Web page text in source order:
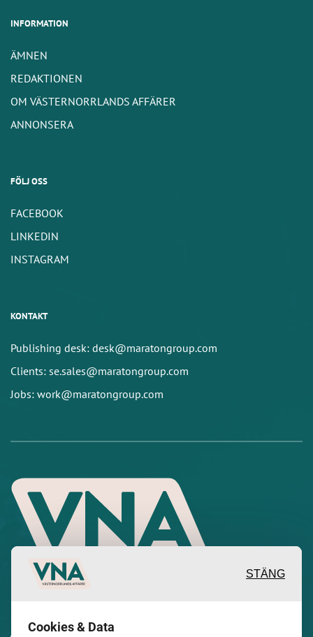
INFORMATION
ÄMNEN
REDAKTIONEN
OM VÄSTERNORRLANDS AFFÄRER
ANNONSERA
FÖLJ OSS
FACEBOOK
LINKEDIN
INSTAGRAM
KONTAKT
Publishing desk: desk@maratongroup.com
Clients: se.sales@maratongroup.com
Jobs: work@maratongroup.com
STÄNG
Cookies & Data